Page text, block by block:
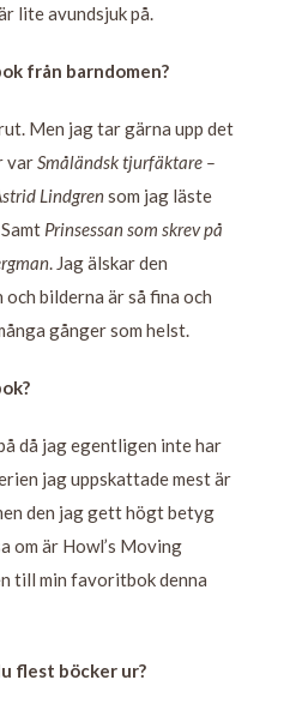
lite avundsjuk på.
från barndomen?
Men jag tar gärna upp det
var Småländsk tjurfäktare –
Lindgrensom jag läste
Prinsessan som skrev på
. Jag älskar den
bilderna är så fina och
gånger som helst.
då jag egentligen inte har
jag uppskattade mest är
den jag gett högt betyg
om är Howl’s Moving
till min favoritbok denna
flest böcker ur?